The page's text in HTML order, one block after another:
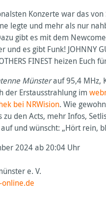
Konzerte war das von
legte und mehr als nur
gibt es mit dem
und es gibt Funk! JOHNNY
FINESTheizen Euch
Münsterauf 95,4 MHz,
der Erstausstrahlung im
bei NRWision. Wie
den Acts, mehr Infos,
und wünscht: „Hört rein,
2024 ab 20:04 Uhr
e. V.
online.de